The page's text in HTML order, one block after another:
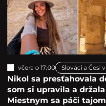
včera o 17:00 Slováci a Česi
Nikol sa presťahovala
som si upravila a
Miestnym sa páči